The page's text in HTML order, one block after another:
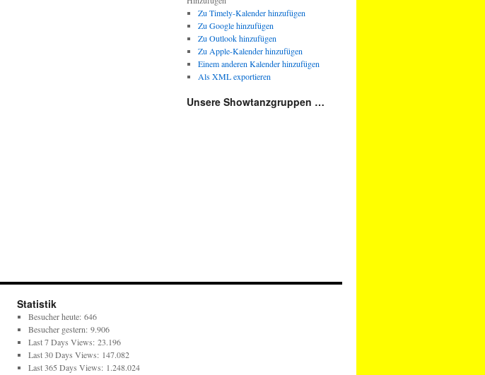
Zu Timely-Kalender hinzufügen
Zu Google hinzufügen
Zu Outlook hinzufügen
Zu Apple-Kalender hinzufügen
Einem anderen Kalender hinzufügen
Als XML exportieren
Unsere Showtanzgruppen …
Statistik
Besucher heute: 646
Besucher gestern: 9.906
Last 7 Days Views: 23.196
Last 30 Days Views: 147.082
Last 365 Days Views: 1.248.024